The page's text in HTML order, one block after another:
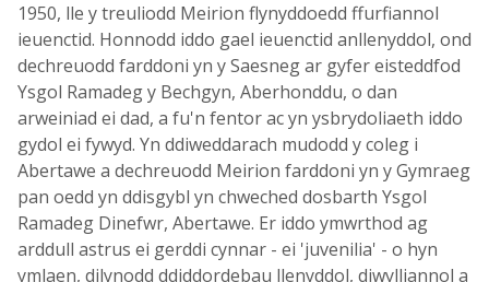
1950, lle y treuliodd Meirion flynyddoedd ffurfiannol
ieuenctid. Honnodd iddo gael ieuenctid anllenyddol, ond
dechreuodd farddoni yn y Saesneg ar gyfer eisteddfod
Ysgol Ramadeg y Bechgyn, Aberhonddu, o dan
arweiniad ei dad, a fu'n fentor ac yn ysbrydoliaeth iddo
gydol ei fywyd. Yn ddiweddarach mudodd y coleg i
Abertawe a dechreuodd Meirion farddoni yn y Gymraeg
pan oedd yn ddisgybl yn chweched dosbarth Ysgol
Ramadeg Dinefwr, Abertawe. Er iddo ymwrthod ag
arddull astrus ei gerddi cynnar - ei 'juvenilia' - o hyn
ymlaen, dilynodd ddiddordebau llenyddol, diwylliannol a